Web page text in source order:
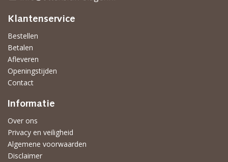
Klantenservice
Bestellen
Betalen
Afleveren
Openingstijden
Contact
Informatie
Over ons
Privacy en veiligheid
Algemene voorwaarden
Disclaimer